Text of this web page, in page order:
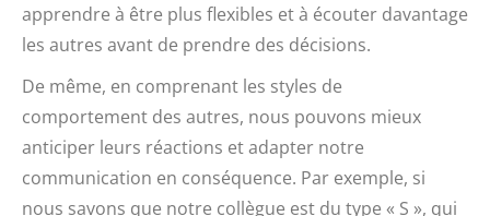
apprendre à être plus flexibles et à écouter davantage
les autres avant de prendre des décisions.
De même, en comprenant les styles de
comportement des autres, nous pouvons mieux
anticiper leurs réactions et adapter notre
communication en conséquence. Par exemple, si
nous savons que notre collègue est du type « S », qui